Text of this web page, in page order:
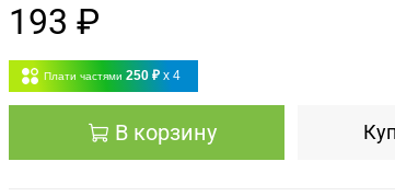
193 ₽
Плати частями 250 ₽ x 4
В корзину